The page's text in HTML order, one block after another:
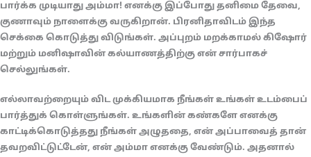
பார்க்க முடியாது அம்மா! எனக்கு இப்போது தனிமை தேவை,
குணாவும் நாளைக்கு வருகிறான். பிரனிதாவிடம் இந்த
செக்கை கொடுத்து விடுங்கள். அப்புறம் மறக்காமல் கிஷோர்
மற்றும் மனிஷாவின் கல்யாணத்திற்கு என் சார்பாகச்
செல்லுங்கள்.
எல்லாவற்றையும் விட முக்கியமாக நீங்கள் உங்கள் உடம்பைப்
பார்த்துக் கொள்ளுங்கள். உங்களின் கண்களே எனக்கு
காட்டிக்கொடுத்தது நீங்கள் அழுததை, என் அப்பாவைத் தான்
தவறவிட்டுட்டேன், என் அம்மா எனக்கு வேண்டும். அதனால்